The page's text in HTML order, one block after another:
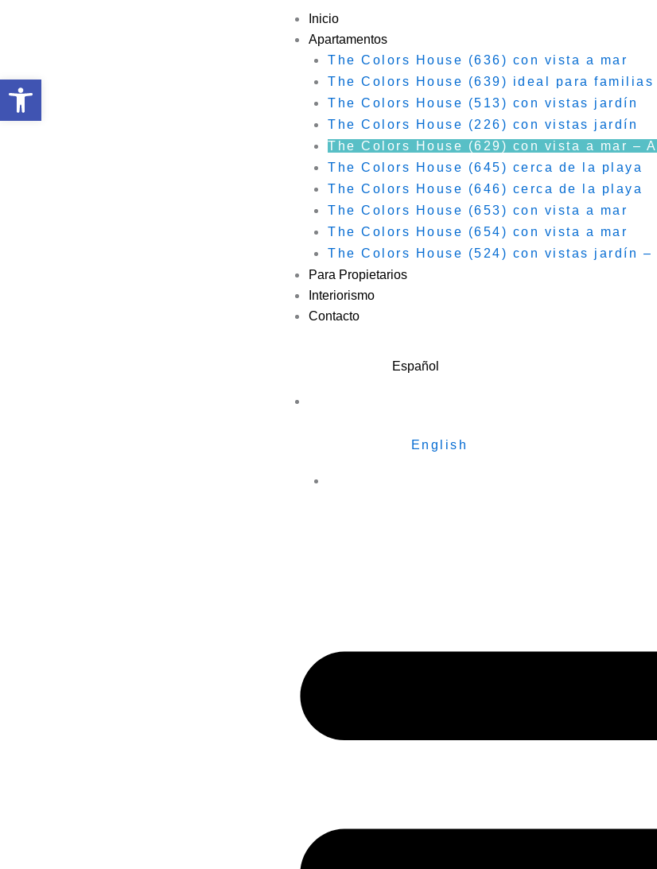
Inicio
Apartamentos
The Colors House (636) con vista a mar
The Colors House (639) ideal para familias
The Colors House (513) con vistas jardín
The Colors House (226) con vistas jardín
The Colors House (629) con vista a mar –
The Colors House (645) cerca de la playa
The Colors House (646) cerca de la playa
The Colors House (653) con vista a mar
The Colors House (654) con vista a mar
The Colors House (524) con vistas jardín –
Para Propietarios
Interiorismo
Contacto
Español
English
Abrir barra de herramientas